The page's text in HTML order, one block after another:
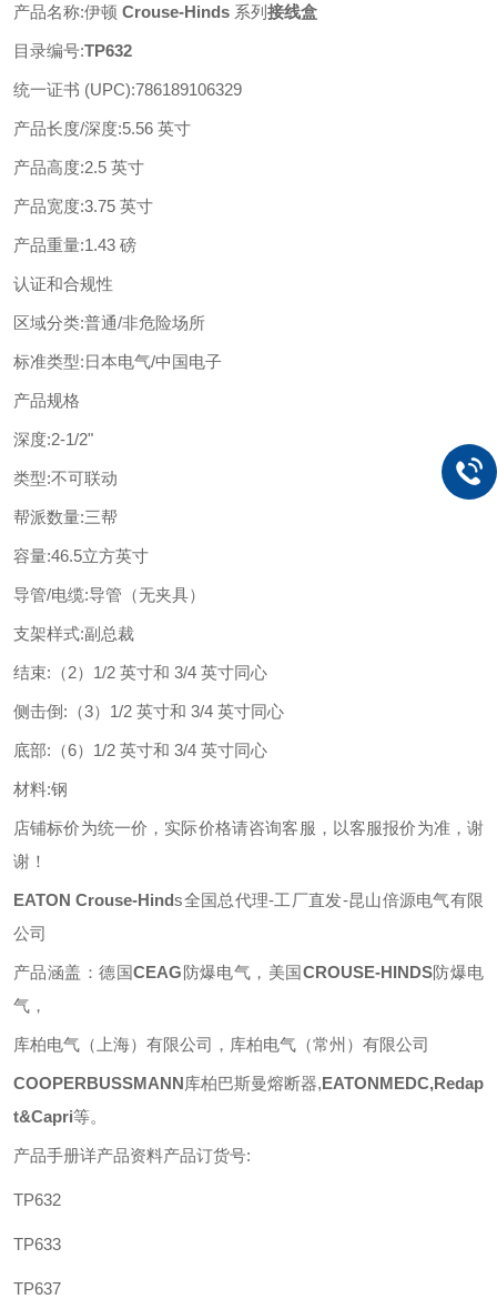
产品名称:伊顿 Crouse-Hinds 系列 接线盒
目录编号:TP632
统一证书 (UPC):786189106329
产品长度/深度:5.56 英寸
产品高度:2.5 英寸
产品宽度:3.75 英寸
产品重量:1.43 磅
认证和合规性
区域分类:普通/非危险场所
标准类型:日本电气/中国电子
产品规格
深度:2-1/2"
类型:不可联动
帮派数量:三帮
容量:46.5立方英寸
导管/电缆:导管（无夹具）
支架样式:副总裁
结束: （2）1/2 英寸和 3/4 英寸同心
侧击倒: （3）1/2 英寸和 3/4 英寸同心
底部: （6）1/2 英寸和 3/4 英寸同心
材料:钢
店铺标价为统一价，实际价格请咨询客服，以客服报价为准，谢
谢！
EATON Crouse-Hinds全国总代理-工厂直发-昆山倍源电气有限
公司
产品涵盖：德国CEAG防爆电气，美国CROUSE-HINDS防爆电
气，
库柏电气（上海）有限公司，库柏电气（常州）有限公司
COOPERBUSSMANN库柏巴斯曼熔断器,EATONMEDC,Redap
t&Capri等。
产品手册详产品资料产品订货号:
TP632
TP633
TP637